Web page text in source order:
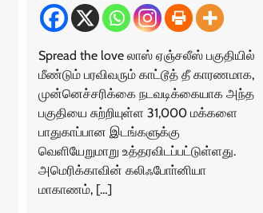
Spread the love லாஸ் ஏஞ்சலீஸ் பகுதியில்
மீண்டும் பரவிவரும் காட்டூத் தீ காரணமாக,
முன்னெச்சரிக்கை நடவடிக்கையாக அந்த
பகுதியை சுற்றியுள்ள 31,000 மக்களை
பாதுகாப்பான இடங்களுக்கு
வெளியேறுமாறு உத்தரவிடப்பட்டுள்ளது.
அமெரிக்காவின் கலிஃபோா்னியா
மாகாணம், […]